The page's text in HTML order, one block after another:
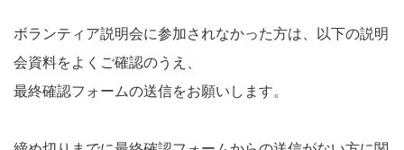
ボランティア説明会に参加されなかった方は、以下の説明
会資料をよくご確認のうえ、
最終確認フォームの送信をお願いします。